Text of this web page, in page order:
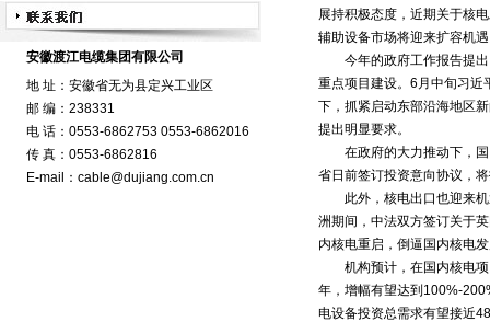
安徽渡江电缆集团有限公司
地 址：安徽省无为县定兴工业区
邮 编：238331
电 话：0553-6862753 0553-6862016
传 真：0553-6862816
E-mail：cable@dujiang.com.cn
展持积极态度，近期关于核
辅助设备市场将迎来扩容机
今年的政府工作报告提出
重点项目建设。6月中旬习近
下，抓紧启动东部沿海地区
提出明显要求。
在政府的大力推动下，国
省日前签订投资意向协议，
此外，核电出口也迎来机
洲期间，中法双方签订关于
内核电重启，倒逼国内核电
机构预计，在国内核电项
年，增幅有望达到100%-
电设备投资总需求有望接近